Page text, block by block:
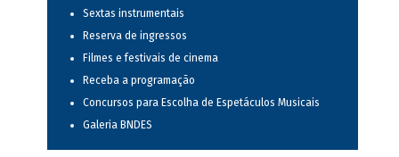
Sextas instrumentais
Reserva de ingressos
Filmes e festivais de cinema
Receba a programação
Concursos para Escolha de Espetáculos Musicais
Galeria BNDES